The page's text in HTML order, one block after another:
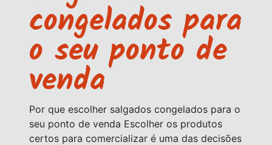
congelados para
o seu ponto de
venda
Por que escolher salgados congelados para o
seu ponto de venda Escolher os produtos
certos para comercializar é uma das decisões